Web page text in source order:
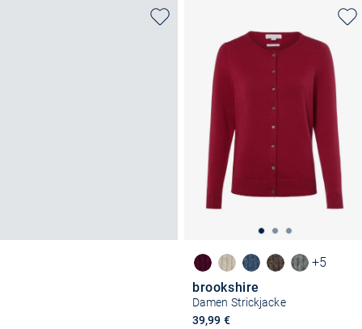
+5
brookshire
Damen Strickjacke
39,99 €